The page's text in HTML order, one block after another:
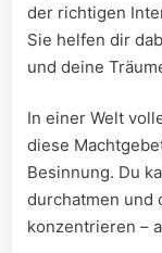
der richtigen
Sie helfen dir
und deine
In einer Welt⁢
diese
Besinnung. ⁤Du
durchatmen und
⁢konzentrieren –⁣